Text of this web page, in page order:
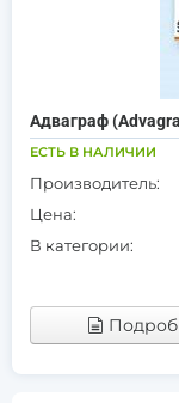
Адваграф
ЕСТЬ В НАЛИЧИИ
Производитель:
Цена:
В категории: